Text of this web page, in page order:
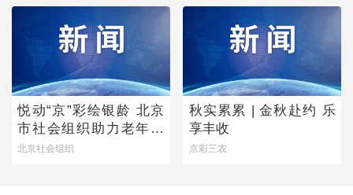
悦动“京”彩绘银龄 北京
市社会组织助力老年学
堂公益项目稳步推进
北京社会组织
秋实累累 | 金秋赴约 乐
享丰收
京彩三农